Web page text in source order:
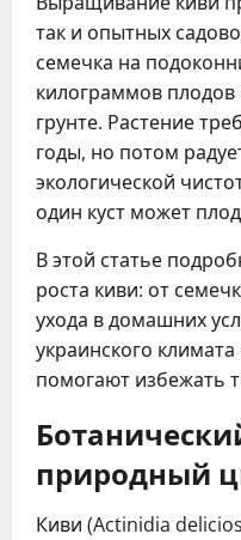
так и опытных
семечка на
килограммов плодов
грунте. Растение
годы, но потом
экологической
один куст может
В этой статье
роста киви: от
ухода в домашних
украинского
помогают избежать
природный
Киви (Actinidia